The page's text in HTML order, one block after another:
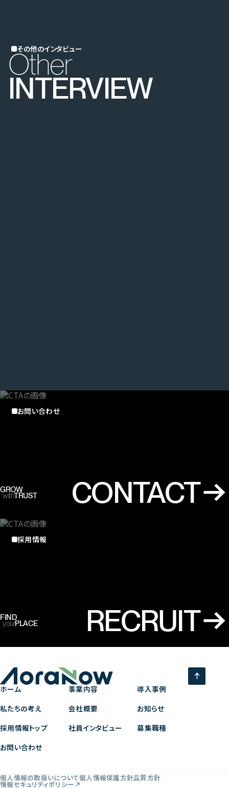
その他のインタビュー
Other
INTERVIEW
お問い合わせ
GROW
withTRUST CONTACT
採用情報
FIND
yourPLACE RECRUIT
ホーム 事業内容
導入事例
私たちの考え
会社概要
お知らせ
採用情報トップ
社員インタビュー
募集職種
お問い合わせ
個人情報の取扱いについて個人情報保護方針品質方針
情報セキュリティポリシー